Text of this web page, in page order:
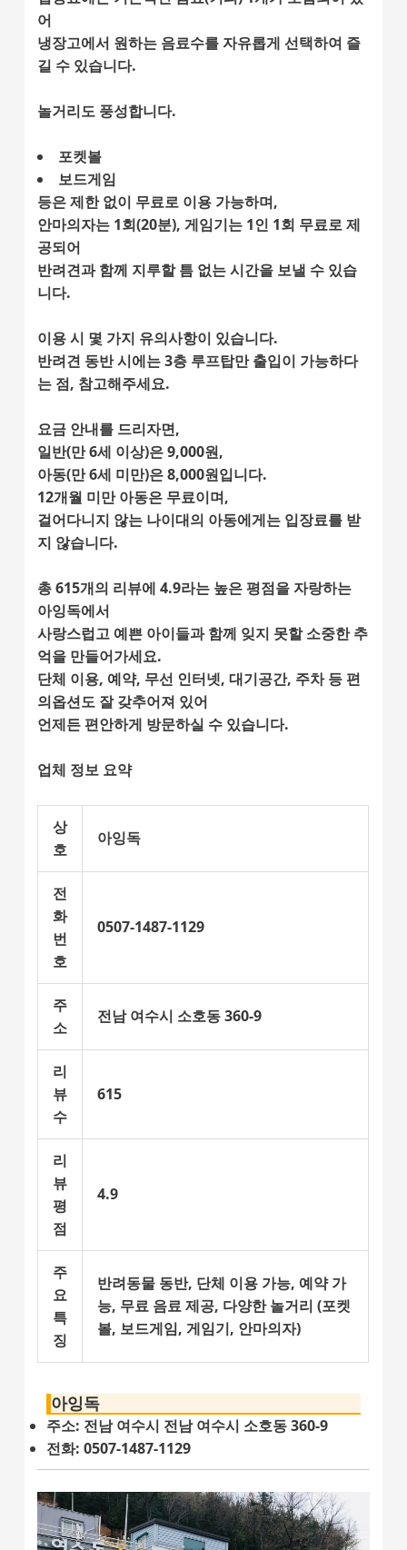
어
냉장고에서 원하는 음료수를 자유롭게 선택하여 즐
길 수 있습니다.
놀거리도 풍성합니다.
포켓볼
보드게임
등은 제한 없이 무료로 이용 가능하며,
안마의자는 1회(20분), 게임기는 1인 1회 무료로 제
공되어
반려견과 함께 지루할 틈 없는 시간을 보낼 수 있습
니다.
이용 시 몇 가지 유의사항이 있습니다.
반려견 동반 시에는 3층 루프탑만 출입이 가능하다
는 점, 참고해주세요.
요금 안내를 드리자면,
일반(만 6세 이상)은 9,000원,
아동(만 6세 미만)은 8,000원입니다.
12개월 미만 아동은 무료이며,
걸어다니지 않는 나이대의 아동에게는 입장료를 받
지 않습니다.
총 615개의 리뷰에 4.9라는 높은 평점을 자랑하는
아잉독에서
사랑스럽고 예쁜 아이들과 함께 잊지 못할 소중한 추
억을 만들어가세요.
단체 이용, 예약, 무선 인터넷, 대기공간, 주차 등 편
의옵션도 잘 갖추어져 있어
언제든 편안하게 방문하실 수 있습니다.
업체 정보 요약
상
호
아잉독
전
화
번
호
0507-1487-1129
주
소
전남 여수시 소호동 360-9
리
뷰
수
615
리
뷰
평
점
4.9
주
요
특
징
반려동물 동반, 단체 이용 가능, 예약 가
능, 무료 음료 제공, 다양한 놀거리 (포켓
볼, 보드게임, 게임기, 안마의자)
아잉독
주소: 전남 여수시 전남 여수시 소호동 360-9
전화: 0507-1487-1129